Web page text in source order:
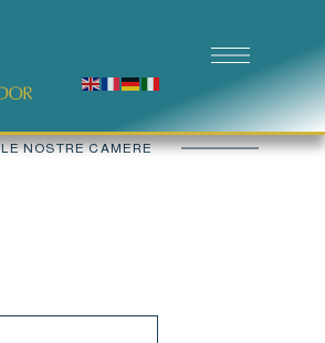
LE NOSTRE CAMERE